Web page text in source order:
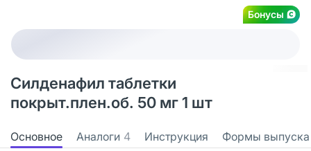
Бонусы
Силденафил таблетки
покрыт.плен.об. 50 мг 1 шт
Основное Аналоги 4 Инструкция Формы выпуска